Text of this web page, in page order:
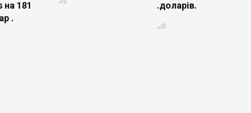
на 181
.
.доларів.